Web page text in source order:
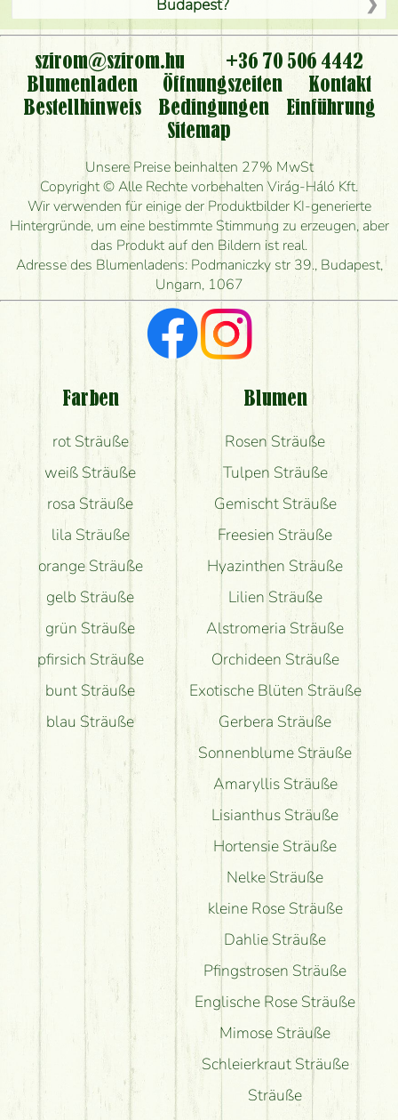
Ist der Blumenladen non stop geöffnet?
Kann ich den bestellten Blumenstrauß persönlich
nehmen oder nur per Blumenversand?
Ist eine Bestellung für ländliche Gebiete möglich?
Wie lange kann ich heute Blumen mit Lieferung
bestellen?
Wie schnell können Sie den Blumenstrauß
herstellen und wann können Sie ihn frühestens
liefern?
Ich suche rote Rosen, hast du welche?
Welche Rückmeldungen bekomme ich zum
Blumenversand?
Bekomme ich wirklich, was auf dem Bild zu sehen
szirom@szirom.hu
+36 70 506 4442
Blumenladen
Öffnungszeiten
Kontakt
Bestellhinweis
Bedingungen
Einführung
Sitemap
Unsere Preise beinhalten 27% MwSt
Copyright © Alle Rechte vorbehalten Virág-Háló Kft.
Wir verwenden für einige der Produktbilder KI-generierte
Hintergründe, um eine bestimmte Stimmung zu erzeugen, aber
das Produkt auf den Bildern ist real.
Adresse des Blumenladens: Podmaniczky str 39., Budapest,
Ungarn, 1067
Farben
rot Sträuße
weiß Sträuße
rosa Sträuße
lila Sträuße
orange Sträuße
gelb Sträuße
grün Sträuße
pfirsich Sträuße
bunt Sträuße
blau Sträuße
Blumen
Rosen Sträuße
Tulpen Sträuße
Gemischt Sträuße
Freesien Sträuße
Hyazinthen Sträuße
Lilien Sträuße
Alstromeria Sträuße
Orchideen Sträuße
Exotische Blüten Sträuße
Gerbera Sträuße
Sonnenblume Sträuße
Amaryllis Sträuße
Lisianthus Sträuße
Hortensie Sträuße
Nelke Sträuße
kleine Rose Sträuße
Dahlie Sträuße
Pfingstrosen Sträuße
Englische Rose Sträuße
Mimose Sträuße
Schleierkraut Sträuße
Sträuße